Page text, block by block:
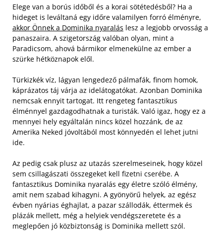
Elege van a borús időből és a korai sötétedésből? Ha a
hideget is leváltaná egy időre valamilyen forró élményre,
akkor Önnek a Dominika nyaralás lesz a legjobb orvosság a
panaszaira. A szigetország valóban olyan, mint a
Paradicsom, ahová bármikor elmenekülne az ember a
szürke hétköznapok elől.
Türkizkék víz, lágyan lengedező pálmafák, finom homok,
káprázatos táj várja az idelátogatókat. Azonban Dominika
nemcsak ennyit tartogat. Itt rengeteg fantasztikus
élménnyel gazdagodhatnak a turisták. Való igaz, hogy ez a
mennyei hely egyáltalán nincs közel hozzánk, de az
Amerika Neked jóvoltából most könnyedén el lehet jutni
ide.
Az pedig csak plusz az utazás szerelmeseinek, hogy közel
sem csillagászati összegeket kell fizetni cserébe. A
fantasztikus Dominika nyaralás egy életre szóló élmény,
amit nem szabad kihagyni. A gyönyörű helyek, az egész
évben nyárias éghajlat, a pazar szállodák, éttermek és
plázák mellett, még a helyiek vendégszeretete és a
meglepően jó közbiztonság is Dominika mellett szól.